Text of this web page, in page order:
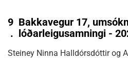
9
.
Bakkavegur 17,
lóðarleigusamningi -
Steiney Ninna Halldórsdóttir og